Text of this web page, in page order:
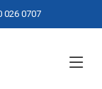
026 0707